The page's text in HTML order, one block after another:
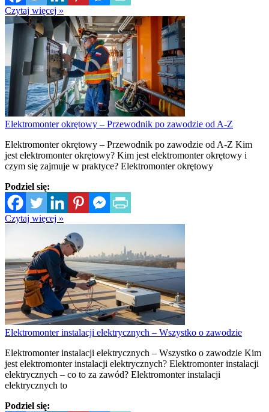
Czytaj więcej »
Elektromonter okrętowy – Przewodnik po zawodzie od A-Z
Elektromonter okrętowy – Przewodnik po zawodzie od A-Z Kim
jest elektromonter okrętowy? Kim jest elektromonter okrętowy i
czym się zajmuje w praktyce? Elektromonter okrętowy
Podziel się:
Czytaj więcej »
Elektromonter instalacji elektrycznych – Wszystko o zawodzie
Elektromonter instalacji elektrycznych – Wszystko o zawodzie Kim
jest elektromonter instalacji elektrycznych? Elektromonter instalacji
elektrycznych – co to za zawód? Elektromonter instalacji
elektrycznych to
Podziel się: